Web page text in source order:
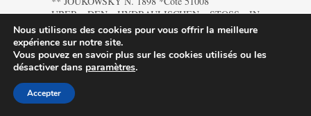
UBER DEN HYDRAULISCHEN STOSS IN
WASSERLEITUNGSROHREN -MEMOIRES VIIIe
SERIE VOL.IX N°5 – (71 p.) St petersbour
———————————————————————-
** JULLIEN Père M. 1855 *Cote 16579
PROBLEMES DE MECANIQUE RATIONNELLE
– T1 STATIQUE CINEMATIQUE DYNAMIQUE –
(411 p.) – Mallet-Bachelier imp. Paris
Nous utilisons des cookies pour vous offrir la meilleure
expérience sur notre site.
Vous pouvez en savoir plus sur les cookies utilisés ou les
désactiver dans paramètres.
Accepter